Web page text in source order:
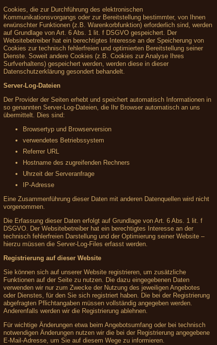
Cookies, die zur Durchführung des elektronischen
Kommunikationsvorgangs oder zur Bereitstellung bestimmter, von Ihnen
erwünschter Funktionen (z.B. Warenkorbfunktion) erforderlich sind, werden
auf Grundlage von Art. 6 Abs. 1 lit. f DSGVO gespeichert. Der
Websitebetreiber hat ein berechtigtes Interesse an der Speicherung von
Cookies zur technisch fehlerfreien und optimierten Bereitstellung seiner
Dienste. Soweit andere Cookies (z.B. Cookies zur Analyse Ihres
Surfverhaltens) gespeichert werden, werden diese in dieser
Datenschutzerklärung gesondert behandelt.
Server-Log-Dateien
Der Provider der Seiten erhebt und speichert automatisch Informationen in
so genannten Server-Log-Dateien, die Ihr Browser automatisch an uns
übermittelt. Dies sind:
Browsertyp und Browserversion
verwendetes Betriebssystem
Referrer URL
Hostname des zugreifenden Rechners
Uhrzeit der Serveranfrage
IP-Adresse
Eine Zusammenführung dieser Daten mit anderen Datenquellen wird nicht
vorgenommen.
Die Erfassung dieser Daten erfolgt auf Grundlage von Art. 6 Abs. 1 lit. f
DSGVO. Der Websitebetreiber hat ein berechtigtes Interesse an der
technisch fehlerfreien Darstellung und der Optimierung seiner Website –
hierzu müssen die Server-Log-Files erfasst werden.
Registrierung auf dieser Website
Sie können sich auf unserer Website registrieren, um zusätzliche
Funktionen auf der Seite zu nutzen. Die dazu eingegebenen Daten
verwenden wir nur zum Zwecke der Nutzung des jeweiligen Angebotes
oder Dienstes, für den Sie sich registriert haben. Die bei der Registrierung
abgefragten Pflichtangaben müssen vollständig angegeben werden.
Anderenfalls werden wir die Registrierung ablehnen.
Für wichtige Änderungen etwa beim Angebotsumfang oder bei technisch
notwendigen Änderungen nutzen wir die bei der Registrierung angegebene
E-Mail-Adresse, um Sie auf diesem Wege zu informieren.